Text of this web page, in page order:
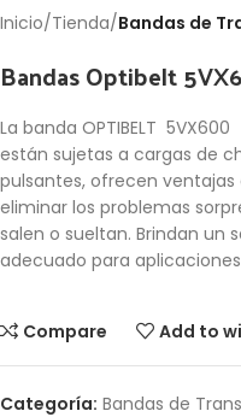
Inicio Tienda Bandas de
Bandas Optibelt
La banda OPTIBELT
están sujetas a cargas de
pulsantes, ofrecen
eliminar los problemas
salen o sueltan. Brindan un
adecuado para
Compare Add to
Categoría: Bandas de